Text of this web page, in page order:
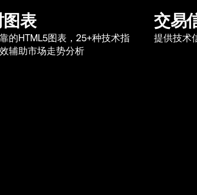
表
的HTML5图表，25+种技术指
辅助市场走势分析
交易
提供技术